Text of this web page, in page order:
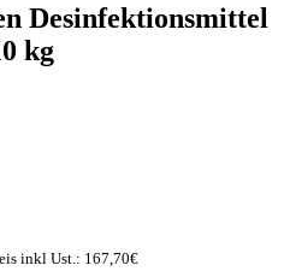
Desinfektionsmittel
kg
inkl Ust.: 167,70€